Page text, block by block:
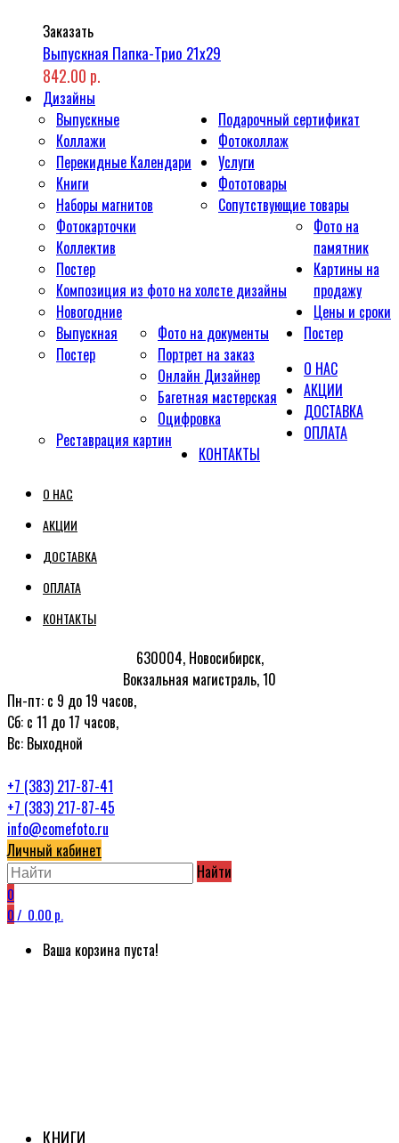
Заказать
Выпускная Папка-Трио 21x29
842.00 р.
Дизайны
Выпускные
Коллажи
Перекидные Календари
Книги
Наборы магнитов
Фотокарточки
Коллектив
Постер
Композиция из фото на холсте дизайны
Новогодние
Выпускная
Постер
Подарочный сертификат
Фотоколлаж
Услуги
Фото на документы
Портрет на заказ
Онлайн Дизайнер
Багетная мастерская
Оцифровка
Реставрация картин
Фототовары
Сопутствующие товары
Фото на
памятник
Картины на
продажу
Цены и сроки
Постер
О НАС
АКЦИИ
ДОСТАВКА
ОПЛАТА
КОНТАКТЫ
О НАС
АКЦИИ
ДОСТАВКА
ОПЛАТА
КОНТАКТЫ
630004, Новосибирск,
Вокзальная магистраль, 10
Пн-пт: с 9 до 19 часов,
Сб: с 11 до 17 часов,
Вс: Выходной
+7 (383) 217-87-41
+7 (383) 217-87-45
info@comefoto.ru
Личный кабинет
Найти
0
0/ 0.00 р.
Ваша корзина пуста!
КНИГИ